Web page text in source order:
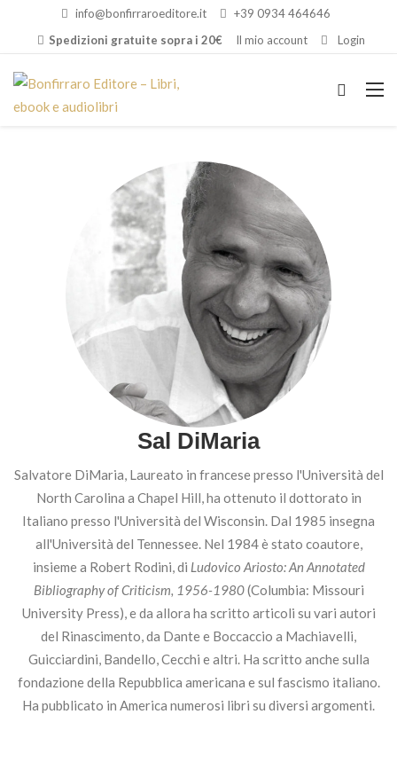
info@bonfirraroeditore.it
+39 0934 464646
Spedizioni gratuite sopra i 20€
Il mio account Login
Sal DiMaria
Salvatore DiMaria, Laureato in francese presso l'Università del
North Carolina a Chapel Hill, ha ottenuto il dottorato in
Italiano presso l'Università del Wisconsin. Dal 1985 insegna
all'Università del Tennessee. Nel 1984 è stato coautore,
insieme a Robert Rodini, di Ludovico Ariosto: An Annotated
Bibliography of Criticism, 1956-1980(Columbia: Missouri
University Press), e da allora ha scritto articoli su vari autori
del Rinascimento, da Dante e Boccaccio a Machiavelli,
Guicciardini, Bandello, Cecchi e altri. Ha scritto anche sulla
fondazione della Repubblica americana e sul fascismo italiano.
Ha pubblicato in America numerosi libri su diversi argomenti.